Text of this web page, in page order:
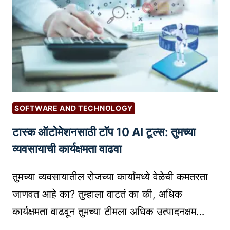
C
T
S
L
L
N
B
U
I
N
E
B
E
S
F
R
E
E
O
R
P
R
S
त
तं
त्र
ज्ञा
ना
चा
उ
प
यो
ग
|
D
C
A
SOFTWARE AND TECHNOLOGY
टास्क ऑटोमेशनसाठी टॉप 10 AI टूल्स: तुमच्या
व्यवसायाची कार्यक्षमता वाढवा
तुमच्या व्यवसायातील रोजच्या कार्यांमध्ये वेळेची कमतरता
जाणवत आहे का? तुम्हाला वाटतं का की, अधिक
कार्यक्षमता वाढवून तुमच्या टीमला अधिक उत्पादनक्षम…